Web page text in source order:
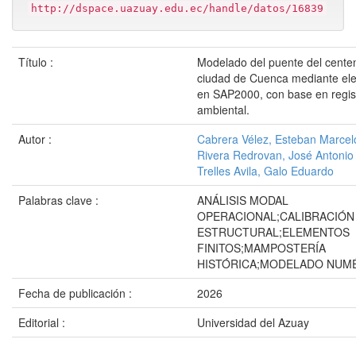
http://dspace.uazuay.edu.ec/handle/datos/16839
Título :
Modelado del puente del
ciudad de Cuenca mediante
en SAP2000, con base en
ambiental.
Autor :
Cabrera Vélez, Esteban
Rivera Redrovan, José Antonio
Trelles Avila, Galo Eduardo
Palabras clave :
ANÁLISIS MODAL
OPERACIONAL;CALIBRACIÓN
ESTRUCTURAL;ELEMENTOS
FINITOS;MAMPOSTERÍA
HISTÓRICA;MODELADO
Fecha de publicación :
2026
Editorial :
Universidad del Azuay